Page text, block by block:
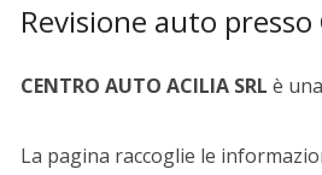
Revisione auto presso
CENTRO AUTO ACILIA SRL è
La pagina raccoglie le